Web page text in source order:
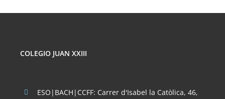
COLEGIO JUAN XXIII
ESO|BACH|CCFF: Carrer d'Isabel la Catòlica, 46,